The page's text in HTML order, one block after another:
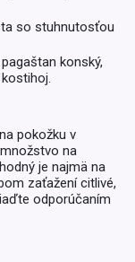
so stuhnutosťou
konský,
pokožku v
na
je najmä na
zaťažení citlivé,
odporúčaním